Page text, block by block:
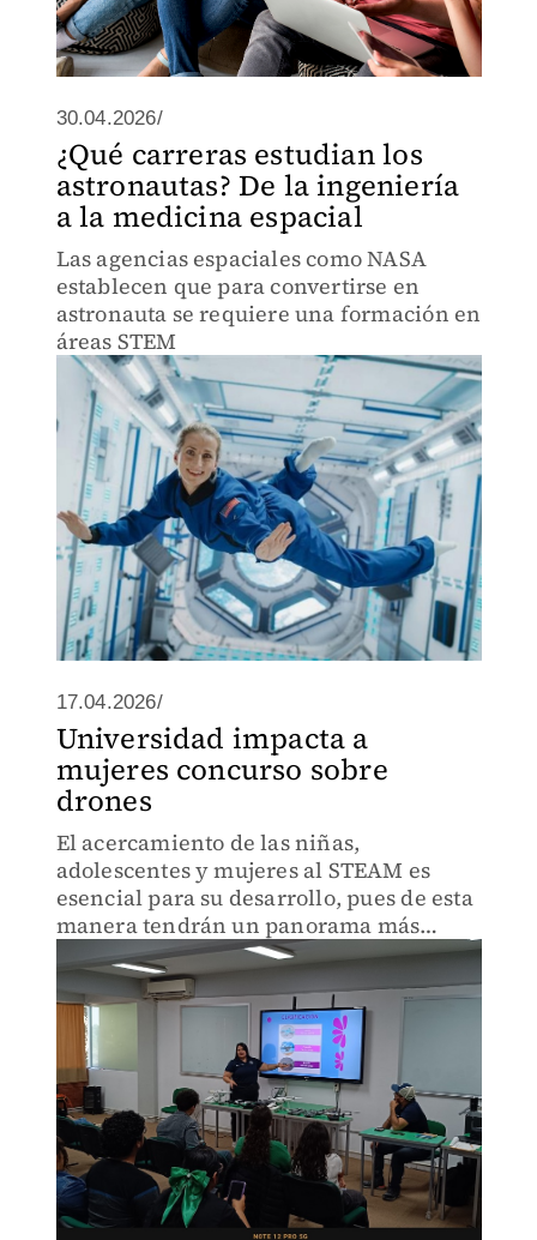
30.04.2026/
¿Qué carreras estudian los
astronautas? De la ingeniería
a la medicina espacial
Las agencias espaciales como NASA
establecen que para convertirse en
astronauta se requiere una formación en
áreas STEM
17.04.2026/
Universidad impacta a
mujeres concurso sobre
drones
El acercamiento de las niñas,
adolescentes y mujeres al STEAM es
esencial para su desarrollo, pues de esta
manera tendrán un panorama más
amplio.